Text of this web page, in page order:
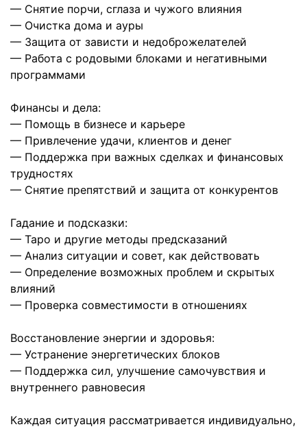
— Снятие порчи, сглаза и чужого влияния
— Очистка дома и ауры
— Защита от зависти и недоброжелателей
— Работа с родовыми блоками и негативными
программами
Финансы и дела:
— Помощь в бизнесе и карьере
— Привлечение удачи, клиентов и денег
— Поддержка при важных сделках и финансовых
трудностях
— Снятие препятствий и защита от конкурентов
Гадание и подсказки:
— Таро и другие методы предсказаний
— Анализ ситуации и совет, как действовать
— Определение возможных проблем и скрытых
влияний
— Проверка совместимости в отношениях
Восстановление энергии и здоровья:
— Устранение энергетических блоков
— Поддержка сил, улучшение самочувствия и
внутреннего равновесия
Каждая ситуация рассматривается индивидуально,